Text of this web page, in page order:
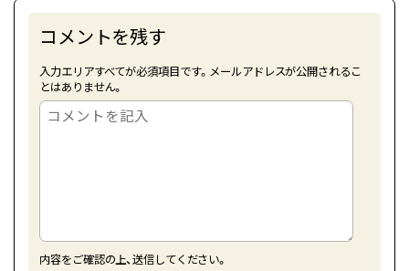
コメントを残す
入力エリアすべてが必須項目です。メールアドレスが公開されるこ
とはありません。
内容をご確認の上、送信してください。